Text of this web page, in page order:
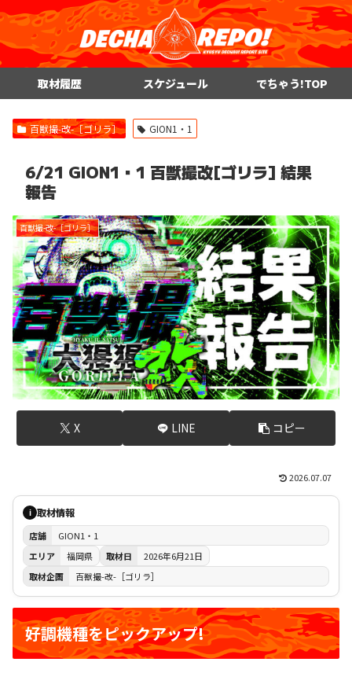
取材履歴 スケジュール でちゃう!TOP
百獣撮-改-［ゴリラ］ GION1・1
6/21 GION1・1 百獣撮改[ゴリラ] 結果
報告
百獣撮-改-［ゴリラ］
X LINE コピー
2026.07.07
i 取材情報
店舗
GION1・1
エリア
福岡県 取材日
2026年6月21日
取材企画
百獣撮-改-［ゴリラ］
好調機種をピックアップ!